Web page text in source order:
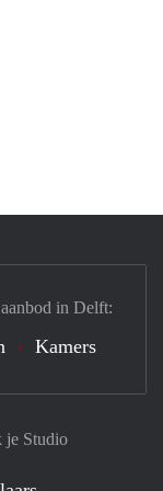
je Studio
in Delft:
Kamers